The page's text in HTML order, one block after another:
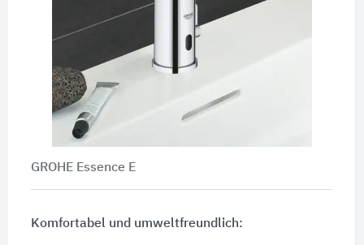
GROHE Essence E
Komfortabel und umweltfreundlich: